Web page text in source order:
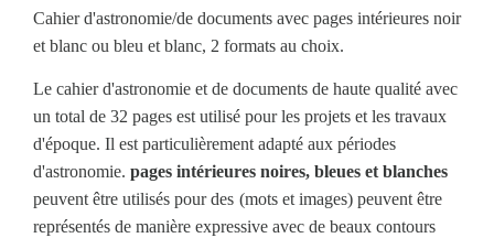
Cahier d'astronomie/de documents avec pages intérieures noir
et blanc ou bleu et blanc, 2 formats au choix.
Le cahier d'astronomie et de documents de haute qualité avec
un total de 32 pages est utilisé pour les projets et les travaux
d'époque. Il est particulièrement adapté aux périodes
d'astronomie. pages intérieures noires, bleues et blanches
peuvent être utilisés pour des (mots et images) peuvent être
représentés de manière expressive avec de beaux contours